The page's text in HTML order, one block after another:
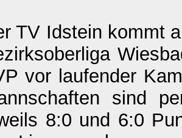
TV Idstein kommt
vor laufender
sind
8:0 und 6:0